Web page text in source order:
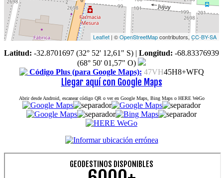
Leaflet | ©OpenStreetMapcontributors, CC-BY-SA
Latitud: -32.8701697 (32° 52' 12,61" S) | Longitud: -68.83376939
(68° 50' 01,57" O)
Código Plus (para Google Maps): 47VH45H8+WFQ
Llegar aquí con Google Maps
Abrir desde Android, escanear código QR o ver en Google Maps, Bing Maps o HERE WeGo
GEODESTINOS DISPONIBLES